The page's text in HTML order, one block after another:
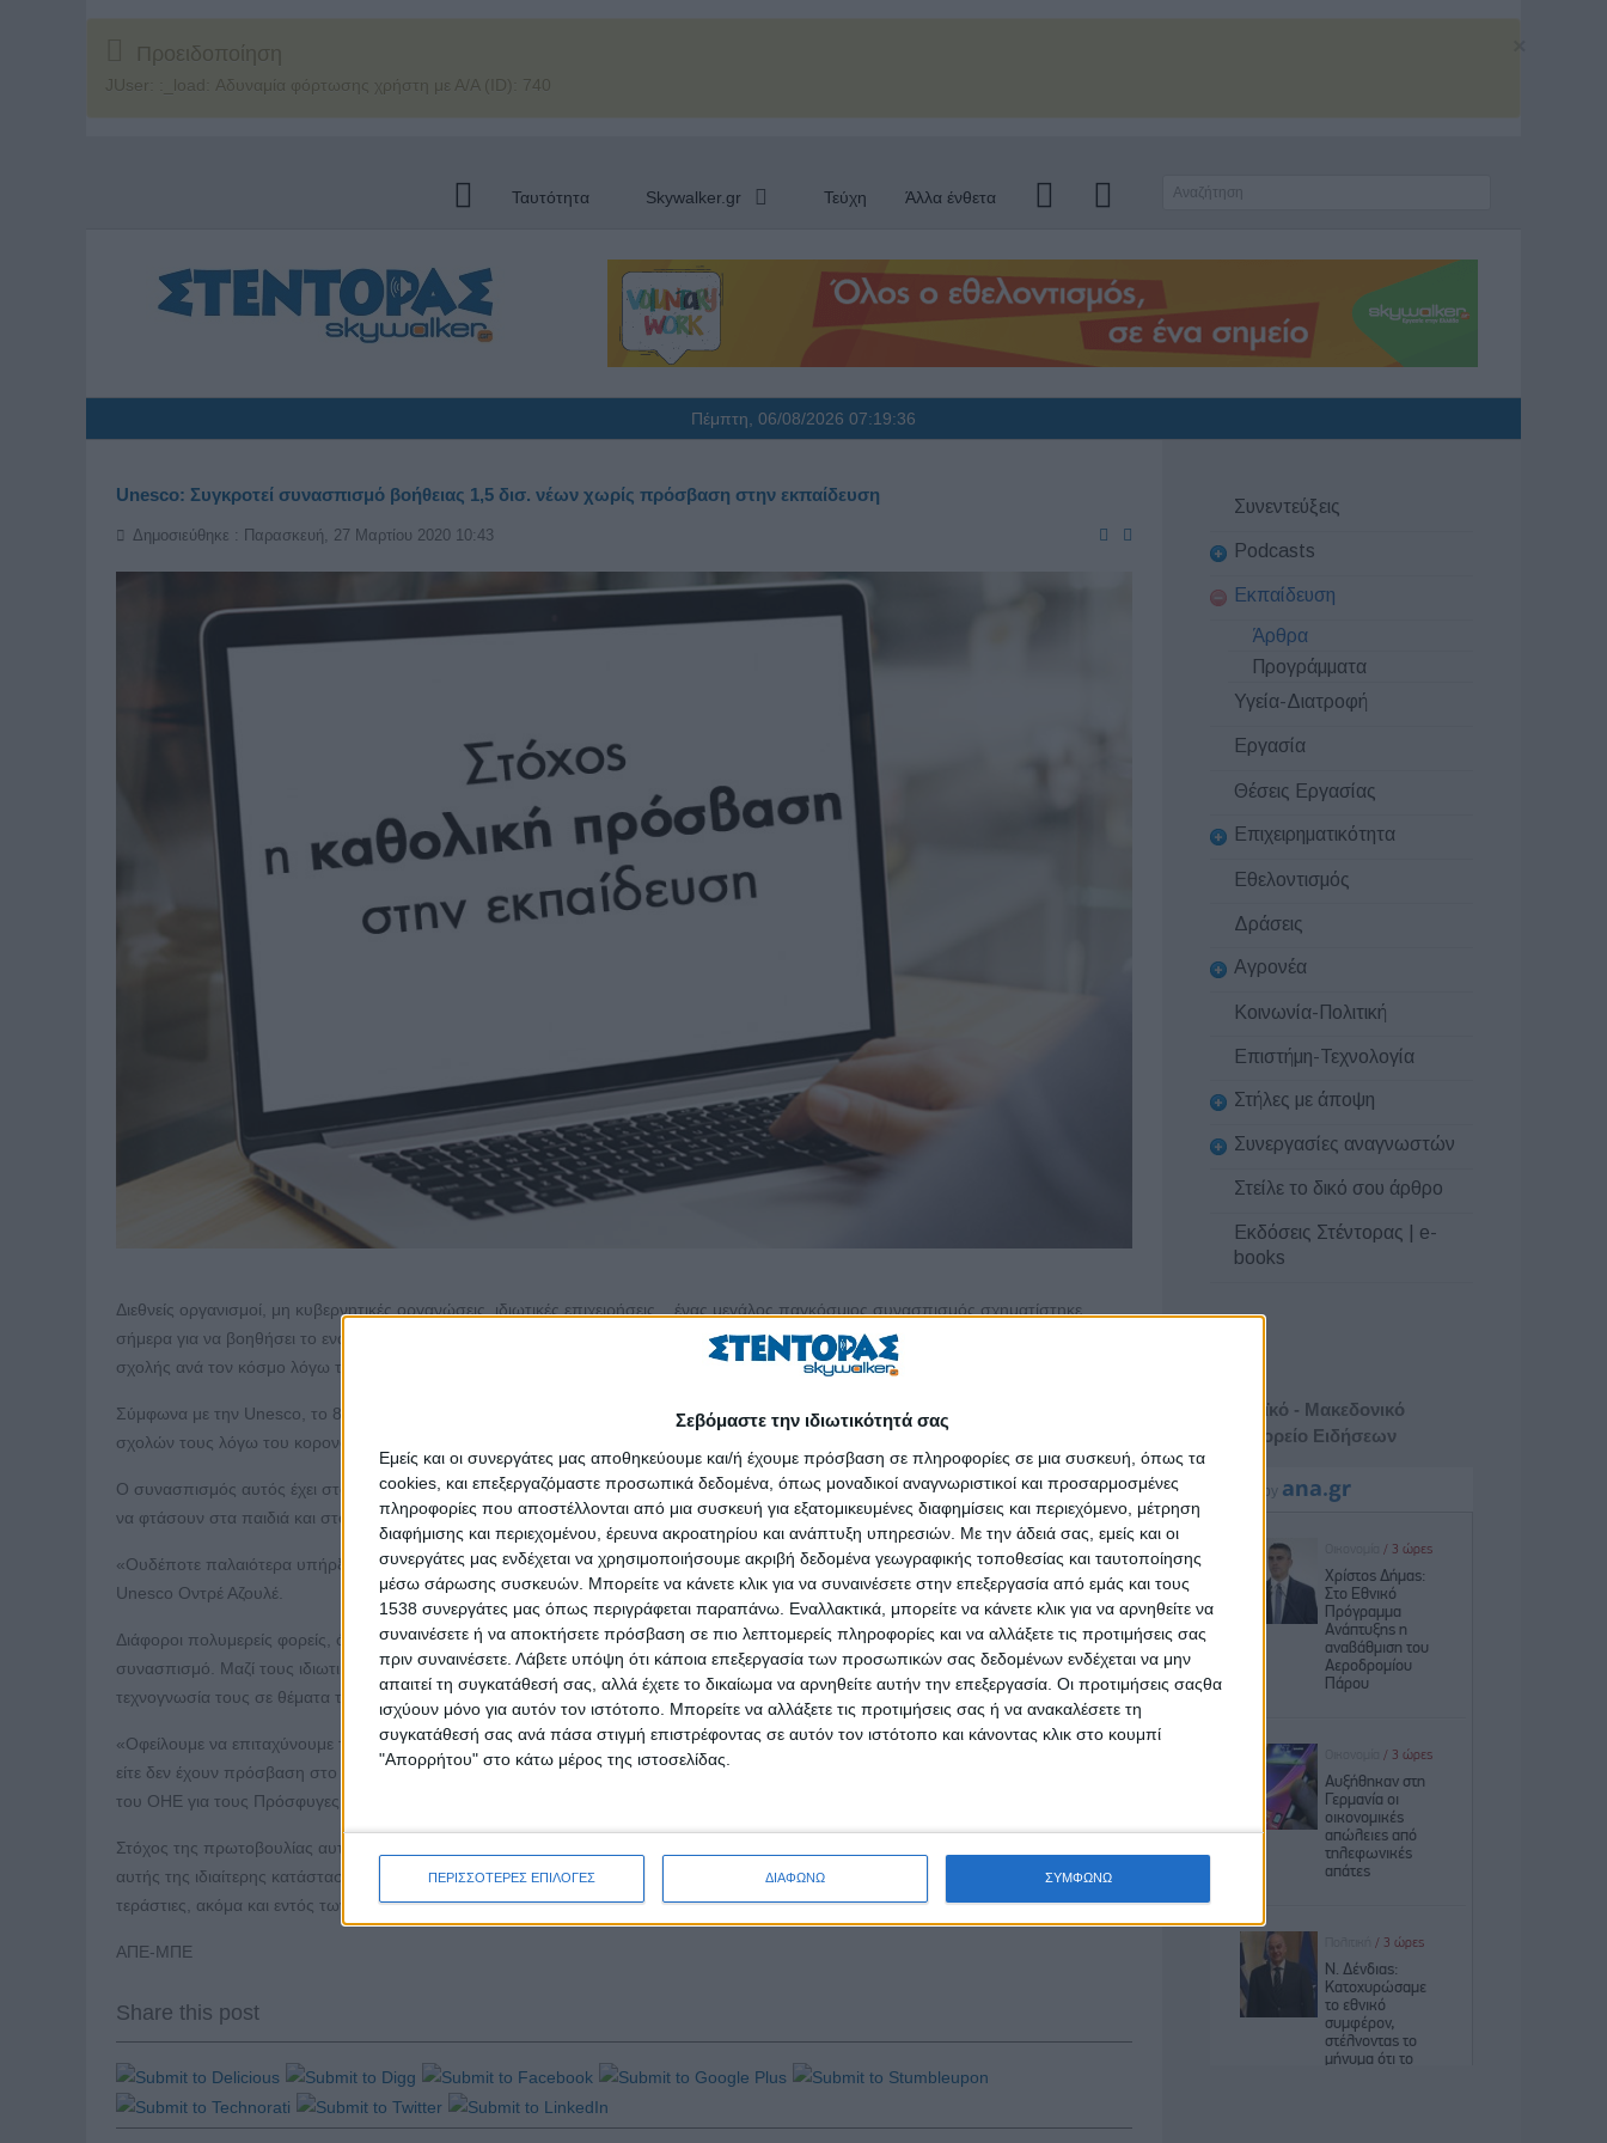
Σεβόμαστε την ιδιωτικότητά σας
Εμείς και οι συνεργάτες μας αποθηκεύουμε και/ή έχουμε πρόσβαση σε πληροφορίες σε μια συσκευή, όπως τα
cookies, και επεξεργαζόμαστε προσωπικά δεδομένα, όπως μοναδικοί αναγνωριστικοί και προσαρμοσμένες
πληροφορίες που αποστέλλονται από μια συσκευή για εξατομικευμένες διαφημίσεις και περιεχόμενο, μέτρηση
διαφήμισης και περιεχομένου, έρευνα ακροατηρίου και ανάπτυξη υπηρεσιών. Με την άδειά σας, εμείς και οι
συνεργάτες μας ενδέχεται να χρησιμοποιήσουμε ακριβή δεδομένα γεωγραφικής τοποθεσίας και ταυτοποίησης
μέσω σάρωσης συσκευών. Μπορείτε να κάνετε κλικ για να συναινέσετε στην επεξεργασία από εμάς και τους
1538 συνεργάτες μας όπως περιγράφεται παραπάνω. Εναλλακτικά, μπορείτε να κάνετε κλικ για να αρνηθείτε να
συναινέσετε ή να αποκτήσετε πρόσβαση σε πιο λεπτομερείς πληροφορίες και να αλλάξετε τις προτιμήσεις σας
πριν συναινέσετε. Λάβετε υπόψη ότι κάποια επεξεργασία των προσωπικών σας δεδομένων ενδέχεται να μην
απαιτεί τη συγκατάθεσή σας, αλλά έχετε το δικαίωμα να αρνηθείτε αυτήν την επεξεργασία. Οι προτιμήσεις σαςθα
ισχύουν μόνο για αυτόν τον ιστότοπο. Μπορείτε να αλλάξετε τις προτιμήσεις σας ή να ανακαλέσετε τη
συγκατάθεσή σας ανά πάσα στιγμή επιστρέφοντας σε αυτόν τον ιστότοπο και κάνοντας κλικ στο κουμπί
"Απορρήτου" στο κάτω μέρος της ιστοσελίδας.
ΠΕΡΙΣΣΟΤΕΡΕΣ ΕΠΙΛΟΓΕΣ ΔΙΑΦΩΝΩ ΣΥΜΦΩΝΩ
Προειδοποίηση
JUser: :_load: Αδυναμία φόρτωσης χρήστη με Α/Α (ID): 740
Ταυτότητα Skywalker.gr Τεύχη Άλλα ένθετα
Πέμπτη, 06/08/2026 07:19:37
Unesco: Συγκροτεί συνασπισμό βοήθειας 1,5 δισ. νέων χωρίς πρόσβαση στην εκπαίδευση
Δημοσιεύθηκε : Παρασκευή, 27 Μαρτίου 2020 10:43
Διεθνείς οργανισμοί, μη κυβερνητικές οργανώσεις, ιδιωτικές επιχειρήσεις... ένας μεγάλος παγκόσμιος συνασπισμός σχηματίστηκε
σήμερα για να βοηθήσει το ενάμισι δισεκατομμύριο των παιδιών και των φοιτητών που στερούνται σχολείου ή ανώτερης και ανώτατης
σχολής ανά τον κόσμο λόγω της πανδημίας του κορονοϊού, ανακοίνωσε η Unesco.
Σύμφωνα με την Unesco, το 87% των μαθητών και των φοιτητών παγκοσμίως επηρεάζεται από το κλείσιμο των σχολείων ή των
σχολών τους λόγω του κορονοϊού, δηλαδή περισσότερο από 1,5 δισ. μαθητιώσας και σπουδάζουσας νεολαίας σε 165 χώρες.
Ο συνασπισμός αυτός έχει στόχο να «βοηθήσει τα κράτη να αναπτύξουν τις καλύτερες λύσεις εκπαίδευσης από απόσταση και αυτές
να φτάσουν στα παιδιά και στους νέους που διατρέχουν τον μεγαλύτερο κίνδυνο», αναφέρει σε ανακοίνωση η Unesco.
«Ουδέποτε παλαιότερα υπήρξαμε μάρτυρες μιας τέτοιας κλίμακας διατάραξης της εκπαίδευσης», δήλωσε η γενική διευθύντρια της
Unesco Οντρέ Αζουλέ.
Διάφοροι πολυμερείς φορείς, όπως η Unicef, ο Παγκόσμιος Οργανισμός Υγείας (ΠΟΥ) και η Παγκόσμια Τράπεζα, μετέχουν στον
συνασπισμό. Μαζί τους ιδιωτικές εταιρίες (Microsoft, Google, Facebook, Weidong, KPMG), που θα μπορούν να προσφέρουν την
τεχνογνωσία τους σε θέματα τεχνολογίας, και φιλανθρωπικές οργανώσεις, οι οποίες «δεσμεύονται να προσφέρουν πόρους τους».
«Οφείλουμε να επιταχύνουμε τους τρόπους για να μοιραστούμε την εμπειρία μας και να βοηθήσουμε τους πιο ευάλωτους είτε έχουν
είτε δεν έχουν πρόσβαση στο διαδίκτυο», δήλωσε η Αμερικανίδα ηθοποιός Αντζελίνα Τζολί, ειδική απεσταλμένη της Ύπατης Αρμοστείας
του ΟΗΕ για τους Πρόσφυγες (HCR), που θέσπισε μια εταιρική σχέση με την Unesco για τη συγκρότηση του συνασπισμού.
Στόχος της πρωτοβουλίας αυτής είναι «η εξεύρεση ισότιμων λύσεων και η καθολική πρόσβαση» στην εκπαίδευση κατά τη διάρκεια
αυτής της ιδιαίτερης κατάστασης, καθώς οι ανισότητες στην πρόσβαση στο διαδίκτυο και συνεπώς στα μαθήματα από απόσταση είναι
τεράστιες, ακόμα και εντός των ανεπτυγμένων χωρών.
ΑΠΕ-ΜΠΕ
Share this post
Συνεντεύξεις
Podcasts
Εκπαίδευση
Άρθρα
Προγράμματα
Υγεία-Διατροφή
Εργασία
Θέσεις Εργασίας
Επιχειρηματικότητα
Εθελοντισμός
Δράσεις
Αγρονέα
Κοινωνία-Πολιτική
Επιστήμη-Τεχνολογία
Στήλες με άποψη
Συνεργασίες αναγνωστών
Στείλε το δικό σου άρθρο
Εκδόσεις Στέντορας | e-
books
Αθηναϊκό - Μακεδονικό
Πρακτορείο Ειδήσεων